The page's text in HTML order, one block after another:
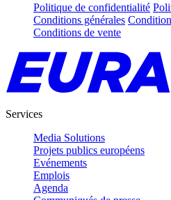
Politique de confidentialité
Conditions générales
Conditions de vente
Services
Media Solutions
Projets publics européens
Evénements
Emplois
Agenda